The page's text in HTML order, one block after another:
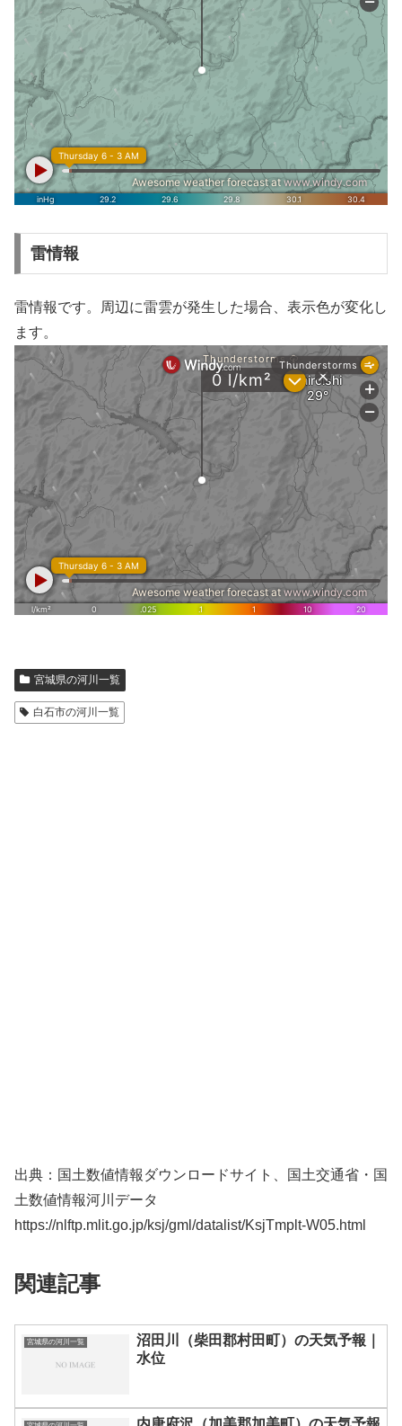
雷情報
雷情報です。周辺に雷雲が発生した場合、表示色が変化し
ます。
宮城県の河川一覧
白石市の河川一覧
出典：国土数値情報ダウンロードサイト、国土交通省・国
土数値情報河川データ
https://nlftp.mlit.go.jp/ksj/gml/datalist/KsjTmplt-W05.html
関連記事
宮城県の河川一覧
沼田川（柴田郡村田町）の天気予報｜
水位